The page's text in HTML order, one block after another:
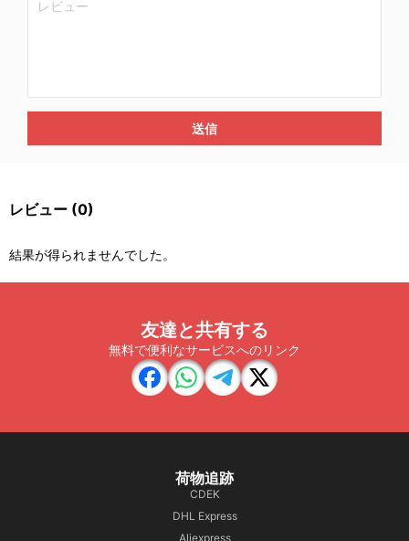
送信
レビュー (0)
結果が得られませんでした。
友達と共有する
無料で便利なサービスへのリンク
荷物追跡
CDEK
DHL Express
Aliexpress